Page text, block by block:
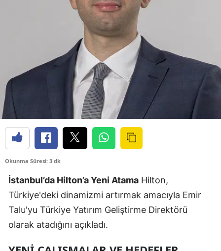
Okunma Süresi: 3 dk
İstanbul’da Hilton’a Yeni Atama Hilton,
Türkiye'deki dinamizmi artırmak amacıyla Emir
Talu'yu Türkiye Yatırım Geliştirme Direktörü
olarak atadığını açıkladı.